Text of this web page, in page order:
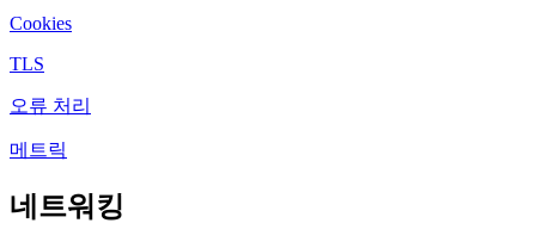
Cookies
TLS
오류 처리
메트릭
네트워킹